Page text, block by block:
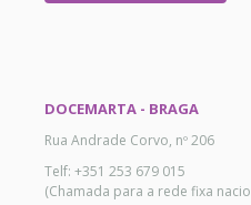
DOCEMARTA - BRAGA
Rua Andrade Corvo, nº 206
Telf: +351 253 679 015
(Chamada para a rede fixa